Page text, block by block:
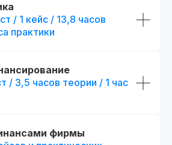
/ 1 кейс / 13,8 часов
практики
/ 3,5 часов теории / 1 час
фирмы
с практикой
заданий и 52
Все опции
(стандарт) +
+ 194 часа
тестов